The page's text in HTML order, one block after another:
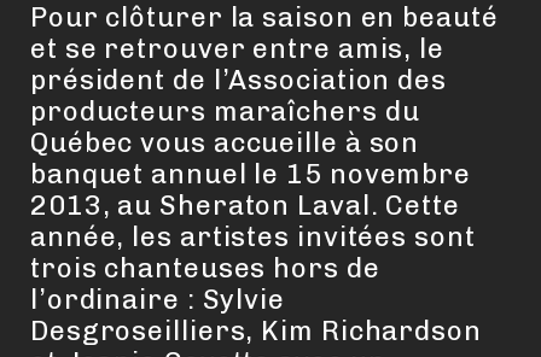
Pour clôturer la saison en beauté
et se retrouver entre amis, le
président de l’Association des
producteurs maraîchers du
Québec vous accueille à son
banquet annuel le 15 novembre
2013, au Sheraton Laval. Cette
année, les artistes invitées sont
trois chanteuses hors de
l’ordinaire : Sylvie
Desgroseilliers, Kim Richardson